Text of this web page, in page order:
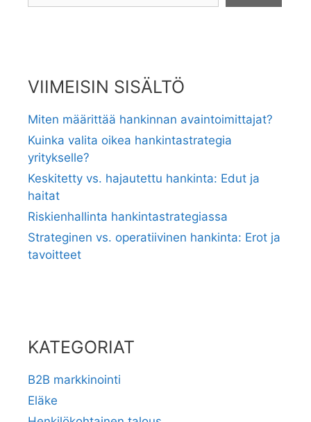
VIIMEISIN SISÄLTÖ
Miten määrittää hankinnan avaintoimittajat?
Kuinka valita oikea hankintastrategia
yritykselle?
Keskitetty vs. hajautettu hankinta: Edut ja
haitat
Riskienhallinta hankintastrategiassa
Strateginen vs. operatiivinen hankinta: Erot ja
tavoitteet
KATEGORIAT
B2B markkinointi
Eläke